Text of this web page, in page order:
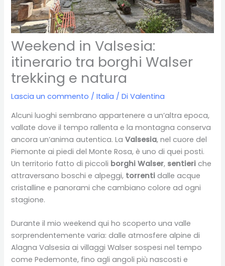
Weekend in Valsesia:
itinerario tra borghi Walser
trekking e natura
Lascia un commento /Italia / DiValentina
Alcuni luoghi sembrano appartenere a un’altra epoca,
vallate dove il tempo rallenta e la montagna conserva
ancora un’anima autentica. LaValsesia, nel cuore del
Piemonte ai piedi del Monte Rosa, è uno di quei posti.
Un territorio fatto di piccoli borghi Walser, sentieri che
attraversano boschi e alpeggi, torrenti dalle acque
cristalline e panorami che cambiano colore ad ogni
stagione.
Durante il mio weekend qui ho scoperto una valle
sorprendentemente varia: dalle atmosfere alpine di
Alagna Valsesia ai villaggi Walser sospesi nel tempo
come Pedemonte, fino agli angoli più nascosti e